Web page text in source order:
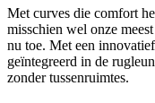
Met curves die comfort
misschien wel onze
nu toe. Met een
geïntegreerd in de
zonder tussenruimtes.